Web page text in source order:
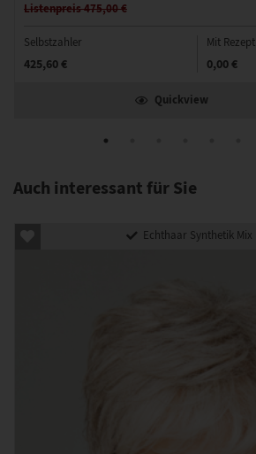
Listenpreis 475,00 €
Selbstzahler
425,60 €
Mit Rezept
0,00 €
Quickview
Auch interessant für Sie
Echthaar Synthetik Mix